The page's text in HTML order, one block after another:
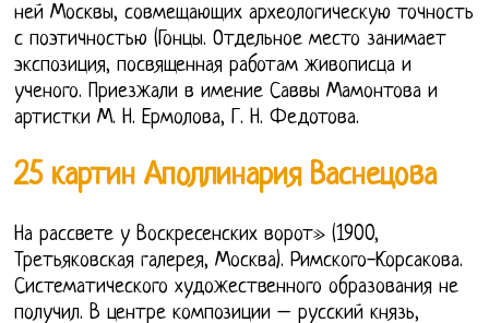
ней Москвы, совмещающих археологическую точность
с поэтичностью (Гонцы. Отдельное место занимает
экспозиция, посвященная работам живописца и
ученого. Приезжали в имение Саввы Мамонтова и
артистки М. Н. Ермолова, Г. Н. Федотова.
25 картин Аполлинария Васнецова
На рассвете у Воскресенских ворот» (1900,
Третьяковская галерея, Москва). Римского-Корсакова.
Систематического художественного образования не
получил. В центре композиции – русский князь,